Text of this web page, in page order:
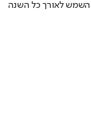
שלו סביב השמש לאורך כל השנה